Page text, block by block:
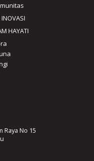
HAYATI
Raya No 15